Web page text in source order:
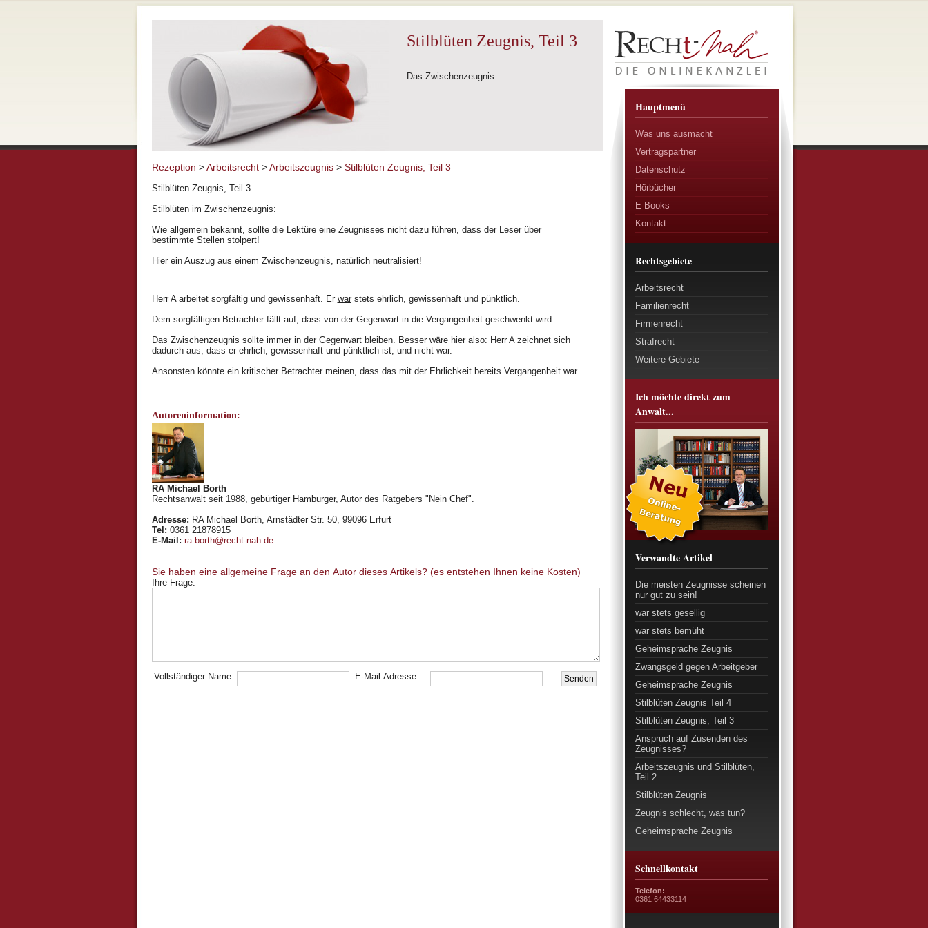
Hauptmenü
Was uns ausmacht
Vertragspartner
Datenschutz
Hörbücher
E-Books
Kontakt
Rechtsgebiete
Arbeitsrecht
Familienrecht
Firmenrecht
Strafrecht
Weitere Gebiete
Ich möchte direkt zum
Anwalt...
Verwandte Artikel
Die meisten Zeugnisse scheinen
nur gut zu sein!
war stets gesellig
war stets bemüht
Geheimsprache Zeugnis
Zwangsgeld gegen Arbeitgeber
Geheimsprache Zeugnis
Stilblüten Zeugnis Teil 4
Stilblüten Zeugnis, Teil 3
Anspruch auf Zusenden des
Zeugnisses?
Arbeitszeugnis und Stilblüten,
Teil 2
Stilblüten Zeugnis
Zeugnis schlecht, was tun?
Geheimsprache Zeugnis
Schnellkontakt
Telefon:
0361 64433114
Stilblüten Zeugnis, Teil 3
Das Zwischenzeugnis
Rezeption >Arbeitsrecht>Arbeitszeugnis> Stilblüten Zeugnis, Teil 3
Stilblüten Zeugnis, Teil 3
Stilblüten im Zwischenzeugnis:
Wie allgemein bekannt, sollte die Lektüre eine Zeugnisses nicht dazu führen, dass der Leser über
bestimmte Stellen stolpert!
Hier ein Auszug aus einem Zwischenzeugnis, natürlich neutralisiert!
Herr A arbeitet sorgfältig und gewissenhaft. Er warstets ehrlich, gewissenhaft und pünktlich.
Dem sorgfältigen Betrachter fällt auf, dass von der Gegenwart in die Vergangenheit geschwenkt wird.
Das Zwischenzeugnis sollte immer in der Gegenwart bleiben. Besser wäre hier also: Herr A zeichnet sich
dadurch aus, dass er ehrlich, gewissenhaft und pünktlich ist, und nicht war.
Ansonsten könnte ein kritischer Betrachter meinen, dass das mit der Ehrlichkeit bereits Vergangenheit war.
Autoreninformation:
RA Michael Borth
Rechtsanwalt seit 1988, gebürtiger Hamburger, Autor des Ratgebers "Nein Chef".
Adresse: RA Michael Borth, Arnstädter Str. 50, 99096 Erfurt
Tel: 0361 21878915
E-Mail: ra.borth@recht-nah.de
Sie haben eine allgemeine Frage an den Autor dieses Artikels? (es entstehen Ihnen keine Kosten)
Ihre Frage:
Vollständiger Name: E-Mail Adresse: